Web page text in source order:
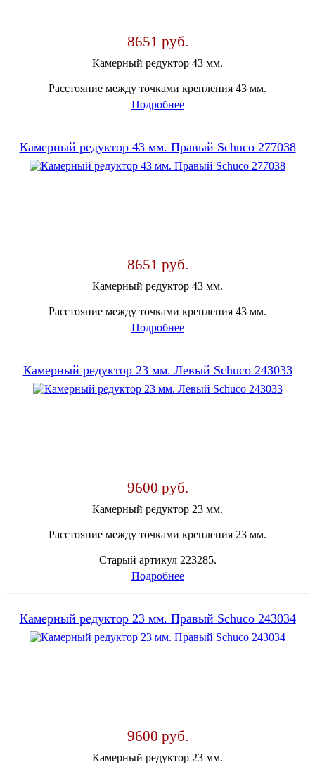
8651 руб.
Камерный редуктор 43 мм.
Расстояние между точками крепления 43 мм.
Подробнее
Камерный редуктор 43 мм. Правый Schuco 277038
8651 руб.
Камерный редуктор 43 мм.
Расстояние между точками крепления 43 мм.
Подробнее
Камерный редуктор 23 мм. Левый Schuco 243033
9600 руб.
Камерный редуктор 23 мм.
Расстояние между точками крепления 23 мм.
Старый артикул 223285.
Подробнее
Камерный редуктор 23 мм. Правый Schuco 243034
9600 руб.
Камерный редуктор 23 мм.